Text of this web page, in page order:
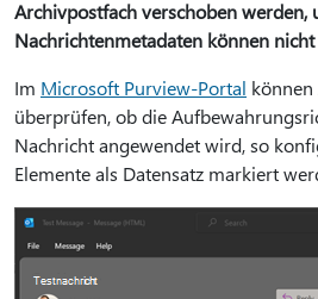
Archivpostfach verschoben werden,
Nachrichtenmetadaten können
Im Microsoft Purview-Portal
überprüfen, ob die
Nachricht angewendet wird, so
Elemente als Datensatz markiert